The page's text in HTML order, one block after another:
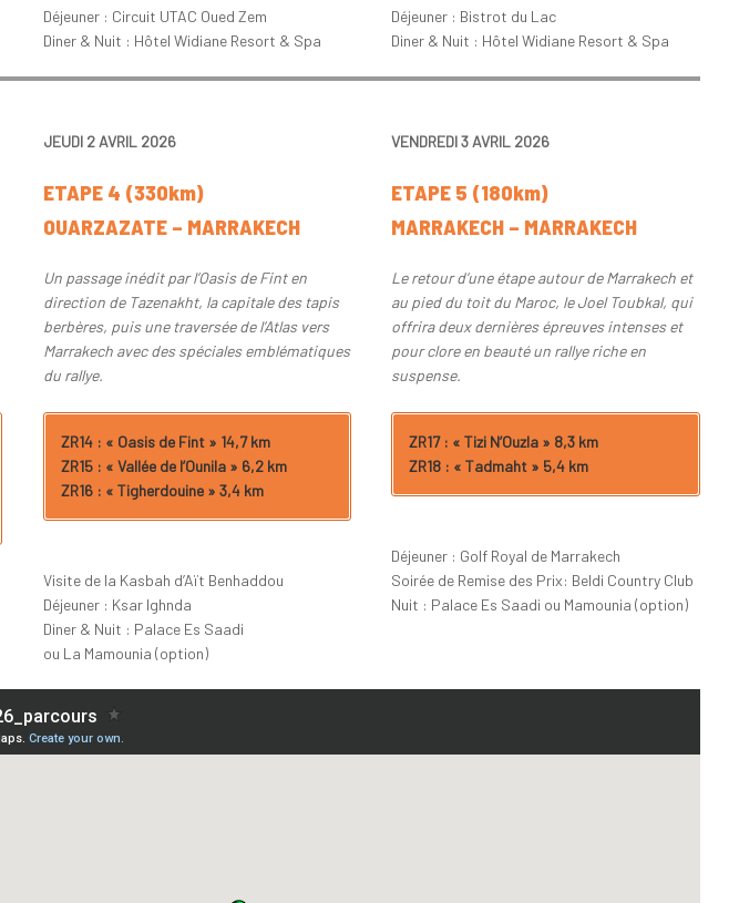
Déjeuner : Circuit UTAC Oued Zem
Diner & Nuit : Hôtel Widiane Resort & Spa
Déjeuner : Bistrot du Lac
Diner & Nuit : Hôtel Widiane Resort & Spa
JEUDI 2 AVRIL 2026
ETAPE 4 (330km)
OUARZAZATE – MARRAKECH
Un passage inédit par l’Oasis de Fint en
direction de Tazenakht, la capitale des tapis
berbères, puis une traversée de l’Atlas vers
Marrakech avec des spéciales emblématiques
du rallye.
ZR14 : « Oasis de Fint » 14,7 km
ZR15 : « Vallée de l’Ounila » 6,2 km
ZR16 : « Tigherdouine » 3,4 km
Visite de la Kasbah d’Aït Benhaddou
Déjeuner : Ksar Ighnda
Diner & Nuit : Palace Es Saadi
ou La Mamounia (option)
VENDREDI 3 AVRIL 2026
ETAPE 5 (180km)
MARRAKECH – MARRAKECH
Le retour d’une étape autour de Marrakech et
au pied du toit du Maroc, le Joel Toubkal, qui
offrira deux dernières épreuves intenses et
pour clore en beauté un rallye riche en
suspense.
ZR17 : « Tizi N’Ouzla » 8,3 km
ZR18 : « Tadmaht » 5,4 km
Déjeuner : Golf Royal de Marrakech
Soirée de Remise des Prix: Beldi Country Club
Nuit : Palace Es Saadi ou Mamounia (option)